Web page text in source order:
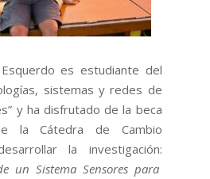
es estudiante del
sistemas y redes de
y ha disfrutado de la beca
la Cátedra de Cambio
la investigación:
un Sistema Sensores para